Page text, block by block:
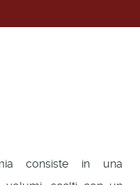
consiste in una